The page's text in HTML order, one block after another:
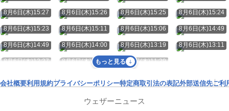
8月6日(木)15:27 8月6日(木)15:26 8月6日(木)15:25 8月6日(木)15:24
8月6日(木)15:23 8月6日(木)15:11 8月6日(木)15:06 8月6日(木)14:49
8月6日(木)14:49 8月6日(木)14:00 8月6日(木)13:19 8月6日(木)13:11
8月6日(木)12:27 8月6日(木)12:11 8月6日(木)11:29
もっと見る
会社概要利用規約プライバシーポリシー特定商取引法の表記外部送信先ご利
ウェザーニュース